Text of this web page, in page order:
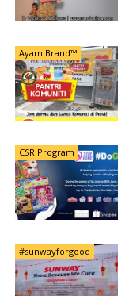
Ayam Brand™
CSR Program
#sunwayforgood